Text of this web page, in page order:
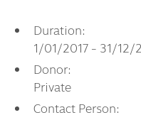
Duration:
1/01/2017 - 31/12/
Donor:
Private
Contact Person: